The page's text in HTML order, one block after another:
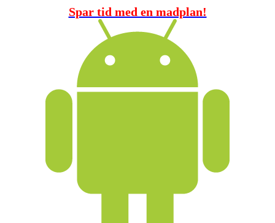
Spar tid med en madplan!